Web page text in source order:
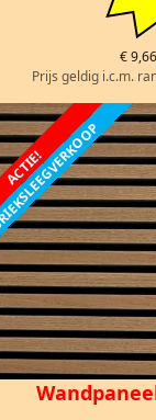
€
Prijs geldig i.c.m.
ACTIE!